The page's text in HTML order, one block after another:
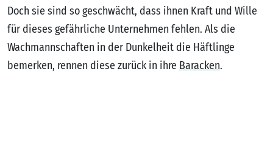
Doch sie sind so geschwächt, dass ihnen Kraft und Wille
für dieses gefährliche Unternehmen fehlen. Als die
Wachmannschaften in der Dunkelheit die Häftlinge
bemerken, rennen diese zurück in ihre Baracken.